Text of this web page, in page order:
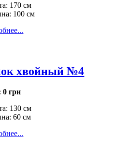
170 см
100 см
хвойный №4
0 грн
130 см
60 см